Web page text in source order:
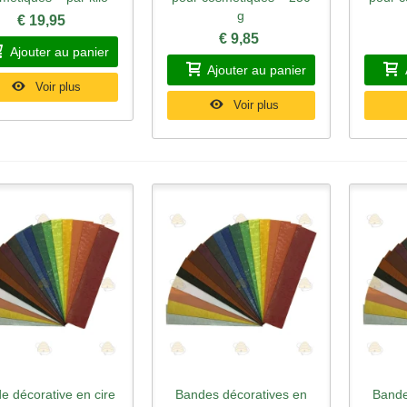
€ 19,95
Ajouter au panier
Voir plus
g
€ 9,85
Ajouter au panier
Voir plus
rapide
décorative en cire
Aperçu rapide
Bandes décoratives en